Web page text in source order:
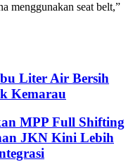
menggunakan seat belt,”
Liter Air Bersih
Kemarau
MPP Full Shifting
JKN Kini Lebih